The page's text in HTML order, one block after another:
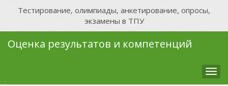
Тестирование, олимпиады, анкетирование, опросы,
экзамены в ТПУ
Оценка результатов и компетенций